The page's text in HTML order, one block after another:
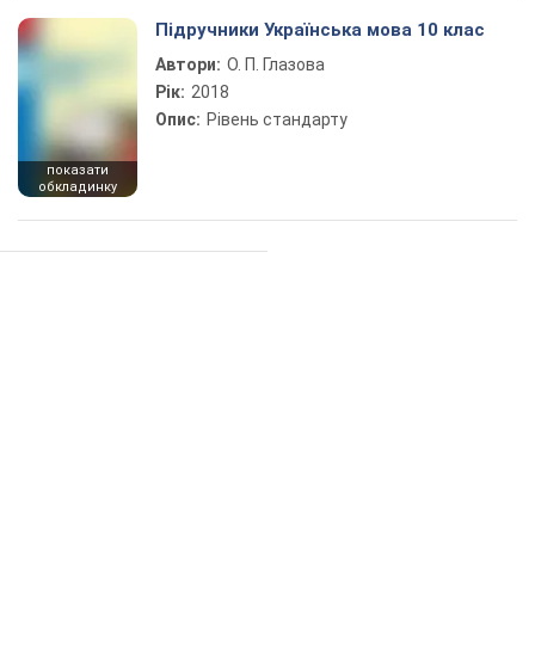
показати
обкладинку
Підручники Українська мова 10 клас
Автори: О. П. Глазова
Рік: 2018
Опис: Рівень стандарту